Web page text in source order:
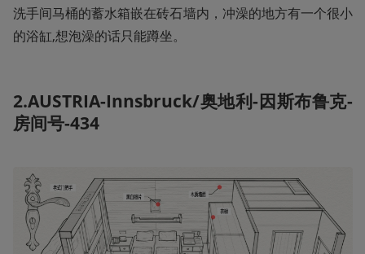
洗手间马桶的蓄水箱嵌在砖石墙内，冲澡的地方有一个很小
的浴缸,想泡澡的话只能蹲坐。
2.AUSTRIA-Innsbruck/奥地利-因斯布鲁克-
房间号-434